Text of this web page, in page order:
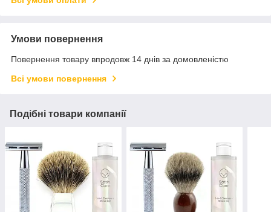
Умови повернення
Повернення товару впродовж 14 днів за домовленістю
Всі умови повернення
Подібні товари компанії